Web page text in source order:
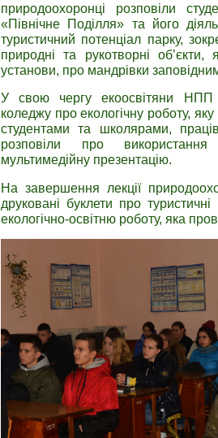
природоохоронці розповіли
«Північне Поділля» та його
туристичний потенціал парку,
природні та рукотворні
установи, про мандрівки
У свою чергу екоосвітяни НПП
коледжу про екологічну роботу,
студентами та школярами,
розповіли про
мультимедійну презентацію.
На завершення лекції
друковані буклети про
екологічно-освітню роботу, яка